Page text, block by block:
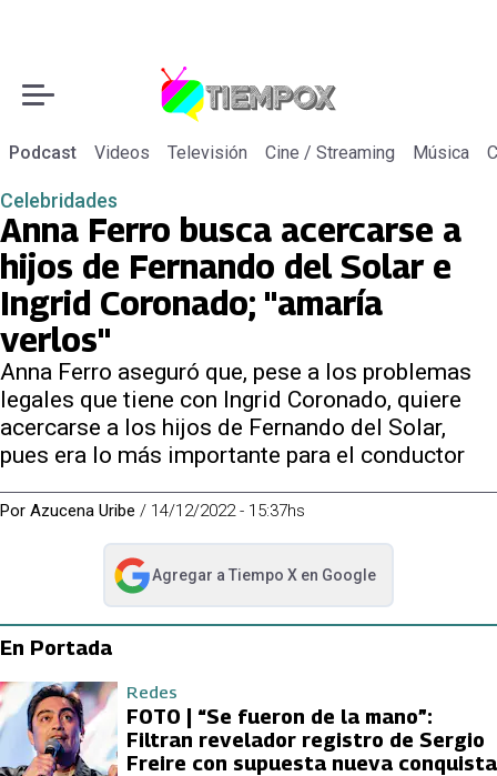
Podcast Videos Televisión Cine / Streaming Música
Celebridades
Anna Ferro busca acercarse a
hijos de Fernando del Solar e
Ingrid Coronado; "amaría
verlos"
Anna Ferro aseguró que, pese a los problemas
legales que tiene con Ingrid Coronado, quiere
acercarse a los hijos de Fernando del Solar,
pues era lo más importante para el conductor
Por Azucena Uribe / 14/12/2022 - 15:37hs
Agregar a Tiempo Xen Google
abre en nueva pestaña
En Portada
Redes
FOTO | “Se fueron de la mano”:
Filtran revelador registro de Sergio
Freire con supuesta nueva conquista